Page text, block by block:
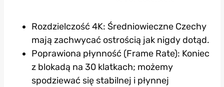
Rozdzielczość 4K: Średniowieczne Czechy
mają zachwycać ostrością jak nigdy dotąd.
Poprawiona płynność (Frame Rate): Koniec
z blokadą na 30 klatkach; możemy
spodziewać się stabilnej i płynnej